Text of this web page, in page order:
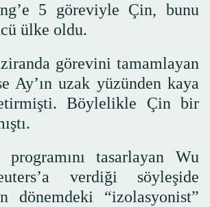
5 göreviyle Çin, bunu
ülke oldu.
görevini tamamlayan
Ay’ın uzak yüzünden kaya
Böylelikle Çin bir
tasarlayan Wu
verdiği söyleşide
dönemdeki “izolasyonist”